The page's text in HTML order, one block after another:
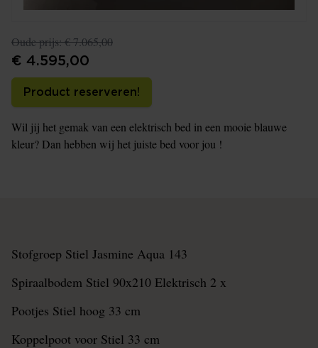
Oude prijs:€ 7.065,00
€ 4.595,00
Product reserveren!
Wil jij het gemak van een elektrisch bed in een mooie blauwe
kleur? Dan hebben wij het juiste bed voor jou !
Stofgroep Stiel Jasmine Aqua 143
Spiraalbodem Stiel 90x210 Elektrisch 2 x
Pootjes Stiel hoog 33 cm
Koppelpoot voor Stiel 33 cm